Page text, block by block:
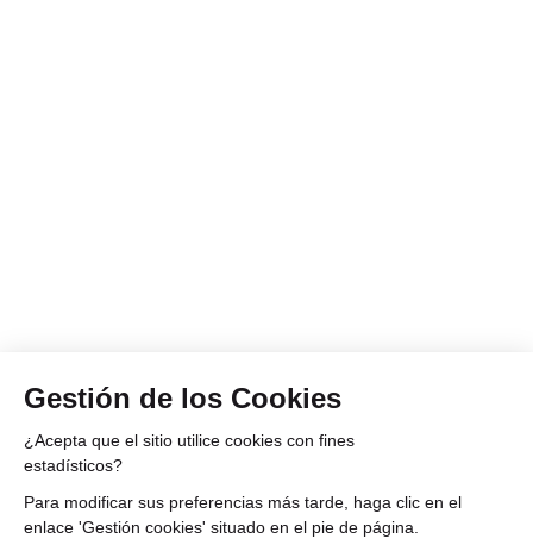
Gestión de los Cookies
¿Acepta que el sitio utilice cookies con fines
estadísticos?
Para modificar sus preferencias más tarde, haga clic en el
enlace 'Gestión cookies' situado en el pie de página.